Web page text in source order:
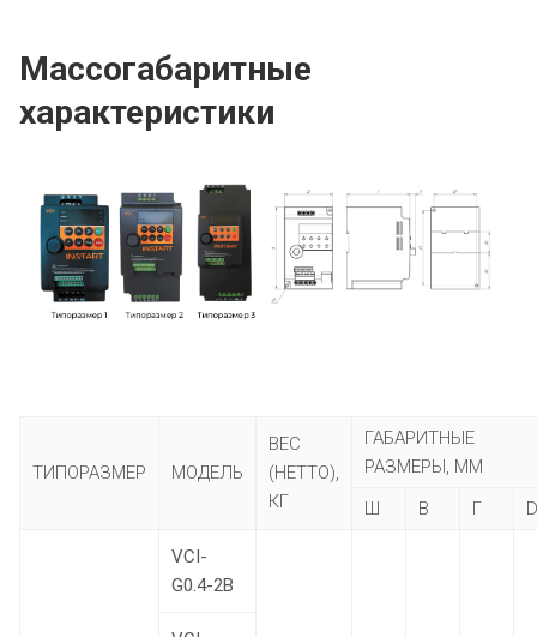
Массогабаритные
характеристики
ТИПОРАЗМЕР МОДЕЛЬ
ВЕС
(НЕТТО),
КГ
ГАБАРИТНЫЕ
РАЗМЕРЫ, ММ
Ш
В Г D
VCI-
G0.4-2B